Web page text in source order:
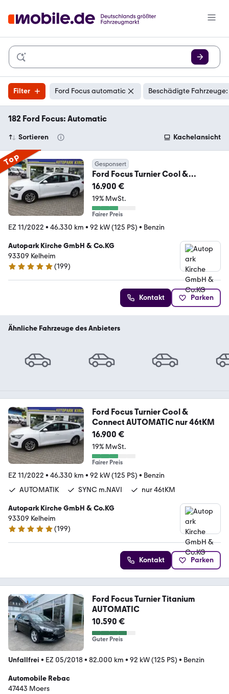
Filter Ford Focus automatic Beschädigte
182 Ford Focus: Automatic
Sortieren Kachelansicht
Top Gesponsert
Ford Focus Turnier Cool &
Connect AUTOMATIC nur 46tKM
16.900 €
19% MwSt.
Fairer Preis
EZ 11/2022 • 46.330 km • 92 kW (125 PS) • Benzin
Autopark Kirche GmbH & Co.KG
93309 Kelheim
4.9 Sterne
(199)
Kontakt Parken
Ähnliche Fahrzeuge des Anbieters
Ford Focus Turnier Cool &
Connect AUTOMATIC nur 46tKM
16.900 €
19% MwSt.
Fairer Preis
EZ 11/2022 • 46.330 km • 92 kW (125 PS) • Benzin
AUTOMATIK
SYNC m.NAVI nur 46tKM
Autopark Kirche GmbH & Co.KG
93309 Kelheim
4.9 Sterne
(199)
Kontakt Parken
Ford Focus Turnier Titanium
AUTOMATIC
10.590 €
Guter Preis
Unfallfrei • EZ 05/2018• 82.000 km • 92 kW (125 PS) • Benzin
Automobile Rebac
47443 Moers